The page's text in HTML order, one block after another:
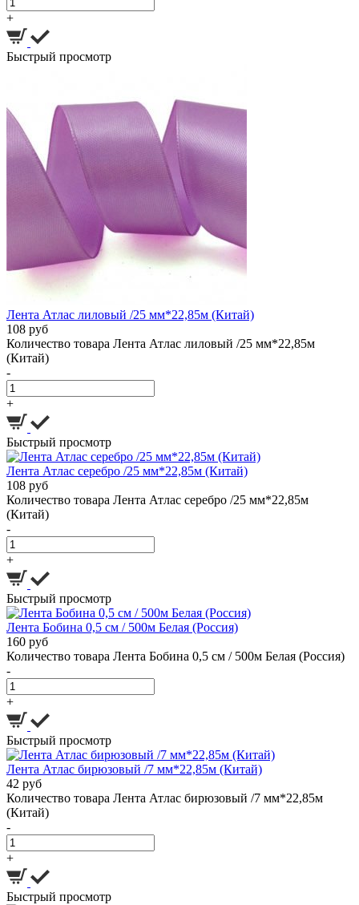
+
Быстрый просмотр
Лента Атлас лиловый /25 мм*22,85м (Китай)
108 руб
Количество товара Лента Атлас лиловый /25 мм*22,85м
(Китай)
-
+
Быстрый просмотр
Лента Атлас серебро /25 мм*22,85м (Китай)
108 руб
Количество товара Лента Атлас серебро /25 мм*22,85м
(Китай)
-
+
Быстрый просмотр
Лента Бобина 0,5 см / 500м Белая (Россия)
160 руб
Количество товара Лента Бобина 0,5 см / 500м Белая (Россия)
-
+
Быстрый просмотр
Лента Атлас бирюзовый /7 мм*22,85м (Китай)
42 руб
Количество товара Лента Атлас бирюзовый /7 мм*22,85м
(Китай)
-
+
Быстрый просмотр